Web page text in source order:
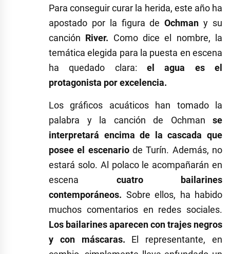
Para conseguir curar la herida, este año ha
apostado por la figura de Ochman y su
canción River. Como dice el nombre, la
temática elegida para la puesta en escena
ha quedado clara: el agua es el
protagonista por excelencia.
Los gráficos acuáticos han tomado la
palabra y la canción de Ochman se
interpretará encima de la cascada que
posee el escenariode Turín. Además, no
estará solo. Al polaco le acompañarán en
escena cuatro bailarines
contemporáneos. Sobre ellos, ha habido
muchos comentarios en redes sociales.
Los bailarines aparecen con trajes negros
y con máscaras. El representante, en